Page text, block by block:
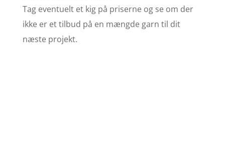
Tag eventuelt et kig på priserne og se om der
ikke er et tilbud på en mængde garn til dit
næste projekt.